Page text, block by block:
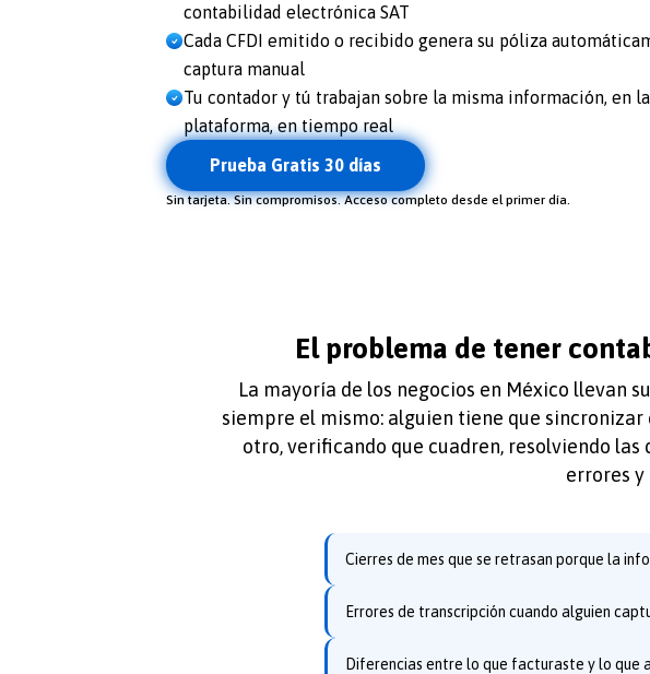
contabilidad electrónica SAT
Cada CFDI emitido o recibido genera su póliza
captura manual
Tu contador y tú trabajan sobre la misma información, en
plataforma, en tiempo real
Prueba Gratis 30 días
Sin tarjeta. Sin compromisos. Acceso completo desde el primer día.
El problema de tener
La mayoría de los negocios en México llevan
siempre el mismo: alguien tiene que
otro, verificando que cuadren, resolviendo
errores
Cierres de mes que se retrasan porque la
Errores de transcripción cuando alguien
Diferencias entre lo que facturaste y lo